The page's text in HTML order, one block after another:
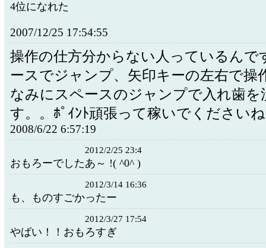
4位になれた
2007/12/25 17:54:55
操作の仕方分からない人っているんで
ースでジャンプ、矢印キーの左右で操
なみにスペースのジャンプで入れ歯を
す。。ﾎﾟｲﾝﾄ頑張って稼いでください
2008/6/22 6:57:19
2012/2/25 23:4
おもろーでしたあ～ !( ^0^ )
2012/3/14 16:36
も、ものすごかったー
2012/3/27 17:54
やばい！！おもろすぎ